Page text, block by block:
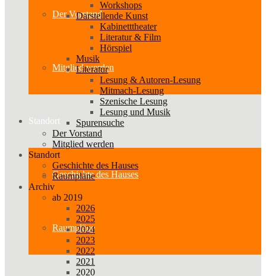
Der Vorstand
Mitglied werden
Standort
Geschichte des Hauses
Raumpläne
Workshops
Darstellende Kunst
Kabinetttheater
Literatur & Film
Hörspiel
Musik
Literatur
Lesung & Autoren-Lesung
Mitmach-Lesung
Szenische Lesung
Lesung und Musik
Spurensuche
Der Vorstand
Mitglied werden
Standort
Geschichte des Hauses
Raumpläne
Archiv
ab 2019
2026
2025
2024
2023
2022
2021
2020